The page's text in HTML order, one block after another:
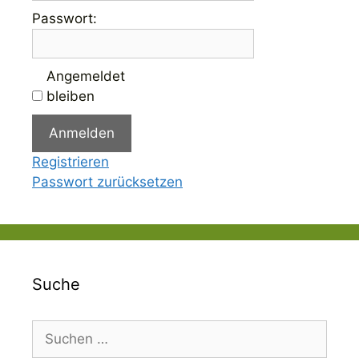
Passwort:
Angemeldet
bleiben
Anmelden
Registrieren
Passwort zurücksetzen
Suche
nach: